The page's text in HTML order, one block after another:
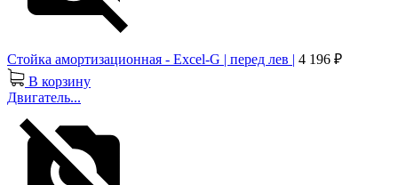
Стойка амортизационная - Excel-G | перед лев | 4 196 ₽
В корзину
Двигатель...